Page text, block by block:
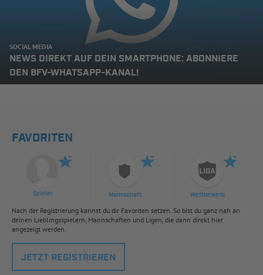
SOCIAL MEDIA
NEWS DIREKT AUF DEIN SMARTPHONE: ABONNIERE
DEN BFV-WHATSAPP-KANAL!
FAVORITEN
Spieler Mannschaft Wettbewerb
Nach der Registrierung kannst du dir Favoriten setzen. So bist du ganz nah an
deinen Lieblingsspielern, Mannschaften und Ligen, die dann direkt hier
angezeigt werden.
JETZT REGISTRIEREN